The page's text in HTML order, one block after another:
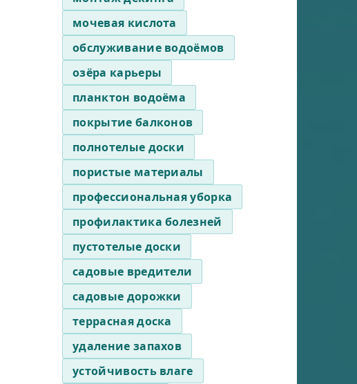
мочевая кислота
обслуживание водоёмов
озёра карьеры
планктон водоёма
покрытие балконов
полнотелые доски
пористые материалы
профессиональная уборка
профилактика болезней
пустотелые доски
садовые вредители
садовые дорожки
террасная доска
удаление запахов
устойчивость влаге